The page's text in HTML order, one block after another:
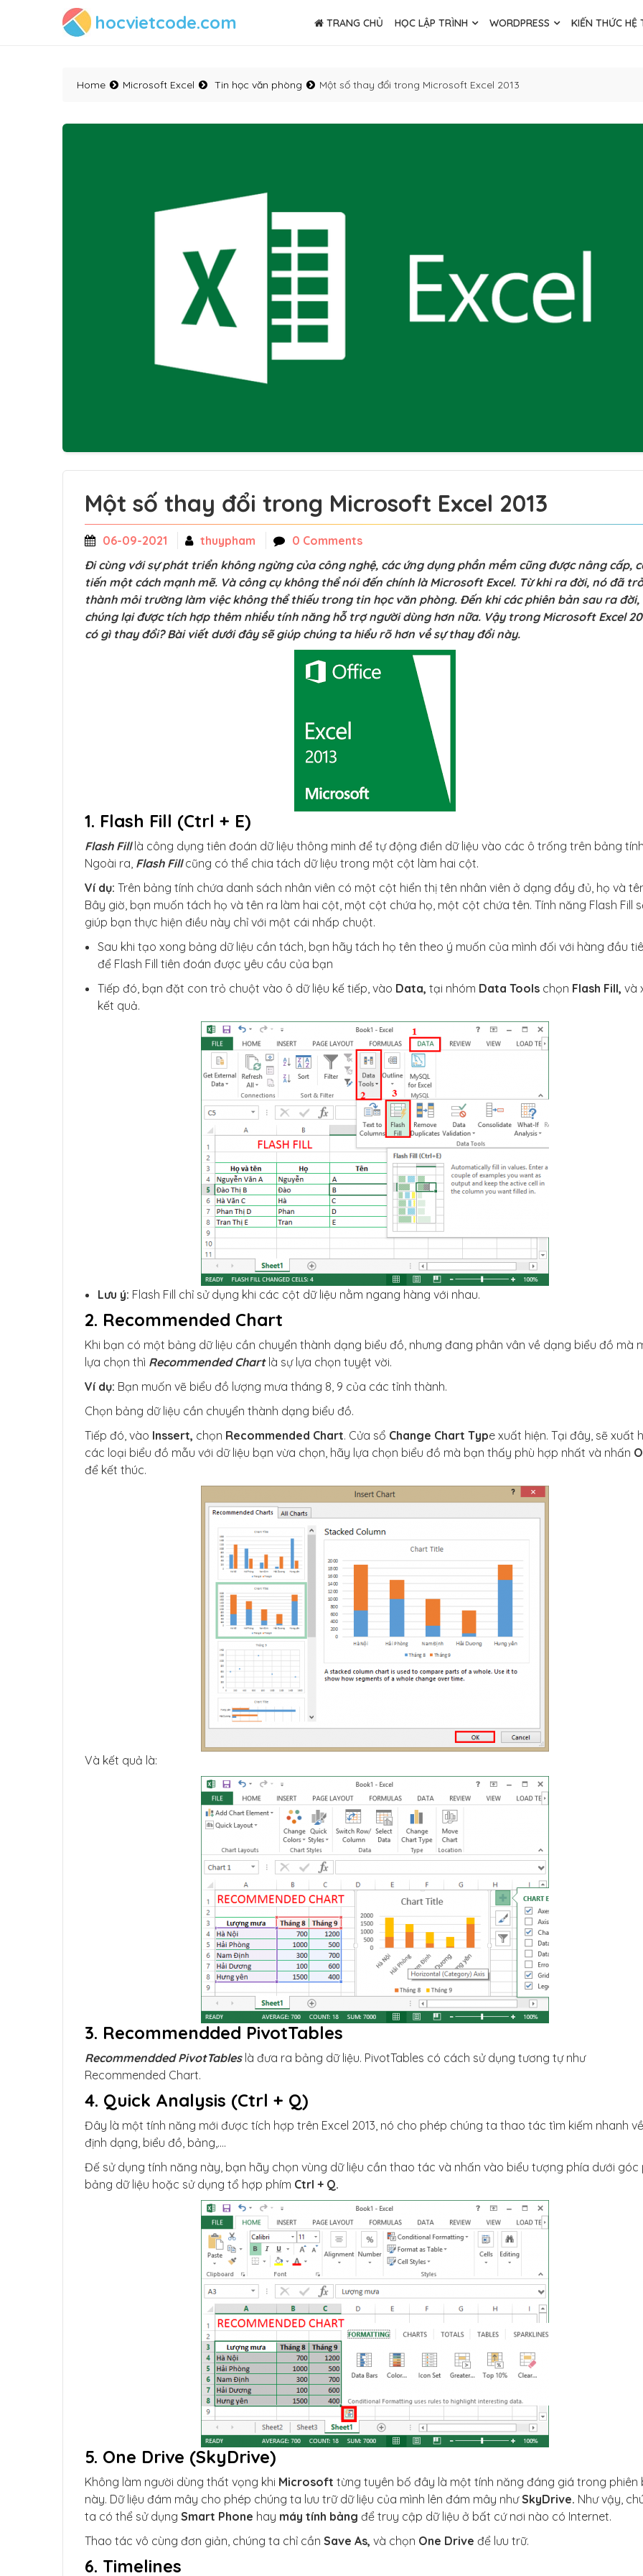
hocvietcode.com TRANG CHỦ HỌC LẬP TRÌNH WORDPRESS KIẾN THỨC HỆ
Home Microsoft Excel Tin học văn phòng Một số thay đổi trong Microsoft Excel 2013
Một số thay đổi trong Microsoft Excel 2013
06-09-2021 thuypham
0 Comments
Đi cùng với sự phát triển không ngừng của công nghệ, các ứng dụng phần mềm cũng được nâng cấp,
tiến một cách mạnh mẽ. Và công cụ không thể nói đến chính là Microsoft Excel. Từ khi ra đời, nó đã trở
thành môi trường làm việc không thể thiếu trong tin học văn phòng. Đến khi các phiên bản sau ra đời,
chúng lại được tích hợp thêm nhiều tính năng hỗ trợ người dùng hơn nữa. Vậy trong Microsoft Excel
có gì thay đổi? Bài viết dưới đây sẽ giúp chúng ta hiểu rõ hơn về sự thay đổi này.
1. Flash Fill (Ctrl + E)
Flash Filllà công dụng tiên đoán dữ liệu thông minh để tự động điền dữ liệu vào các ô trống trên bảng
Ngoài ra, Flash Fillcũng có thể chia tách dữ liệu trong một cột làm hai cột.
Ví dụ: Trên bảng tính chứa danh sách nhân viên có một cột hiển thị tên nhân viên ở dạng đầy đủ, họ và
Bây giờ, bạn muốn tách họ và tên ra làm hai cột, một cột chứa họ, một cột chứa tên. Tính năng Flash Fill
giúp bạn thực hiện điều này chỉ với một cái nhấp chuột.
Sau khi tạo xong bảng dữ liệu cần tách, bạn hãy tách họ tên theo ý muốn của mình đối với hàng đầu
để Flash Fill tiên đoán được yêu cầu của bạn
Tiếp đó, bạn đặt con trỏ chuột vào ô dữ liệu kế tiếp, vào Data, tại nhóm Data Tools chọn Flash Fill, và
kết quả.
Lưu ý: Flash Fill chỉ sử dụng khi các cột dữ liệu nằm ngang hàng với nhau.
2. Recommended Chart
Khi bạn có một bảng dữ liệu cần chuyển thành dạng biểu đồ, nhưng đang phân vân về dạng biểu đồ mà
lựa chọn thì Recommended Chartlà sự lựa chọn tuyệt vời.
Ví dụ: Bạn muốn vẽ biểu đồ lượng mưa tháng 8, 9 của các tỉnh thành.
Chọn bảng dữ liệu cần chuyển thành dạng biểu đồ.
Tiếp đó, vào Inssert, chọn Recommended Chart. Cửa sổ Change Chart Type xuất hiện. Tại đây, sẽ xuất
các loại biểu đồ mẫu với dữ liệu bạn vừa chọn, hãy lựa chọn biểu đồ mà bạn thấy phù hợp nhất và nhấn
để kết thúc.
Và kết quả là:
3. Recommendded PivotTables
Recommendded PivotTableslà đưa ra bảng dữ liệu. PivotTables có cách sử dụng tương tự như
Recommended Chart.
4. Quick Analysis (Ctrl + Q)
Đây là một tính năng mới được tích hợp trên Excel 2013, nó cho phép chúng ta thao tác tìm kiếm nhanh về
định dạng, biểu đồ, bảng,….
Đế sử dụng tính năng này, bạn hãy chọn vùng dữ liệu cần thao tác và nhấn vào biểu tượng phía dưới góc
bảng dữ liệu hoặc sử dụng tổ hợp phím Ctrl + Q.
5. One Drive (SkyDrive)
Không làm người dùng thất vọng khi Microsoft từng tuyên bố đây là một tính năng đáng giá trong phiên
này. Dữ liệu đám mây cho phép chúng ta lưu trữ dữ liệu của mình lên đám mây nhưSkyDrive. Như vậy,
ta có thể sử dụng Smart Phone hay máy tính bảng để truy cập dữ liệu ở bất cứ nơi nào có Internet.
Thao tác vô cùng đơn giản, chúng ta chỉ cần Save As, và chọn One Drive để lưu trữ.
6. Timelines